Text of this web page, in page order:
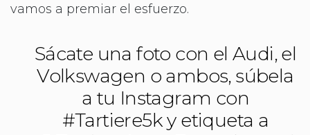
vamos a premiar el esfuerzo.
Sácate una foto con el Audi, el
Volkswagen o ambos, súbela
a tu Instagram con
#Tartiere5k y etiqueta a